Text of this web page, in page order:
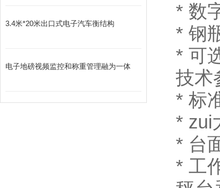
3.4米*20米出口式电子汽车衡结构
电子地磅视频监控和称重管理融为一体
*
* 钢
* 可
技术
*
*
* 台
* 工